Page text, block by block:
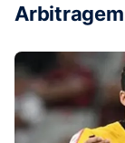
Arbitragem